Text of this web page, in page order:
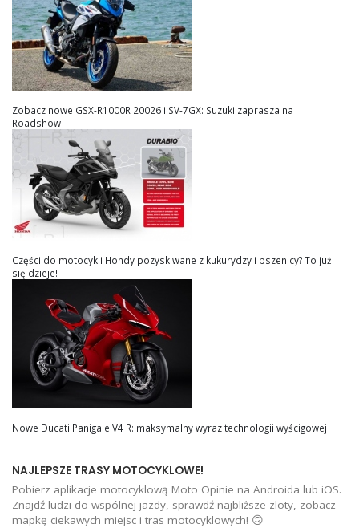
Zobacz nowe GSX-R1000R 20026 i SV-7GX: Suzuki zaprasza na
Roadshow
Części do motocykli Hondy pozyskiwane z kukurydzy i pszenicy? To już
się dzieje!
Nowe Ducati Panigale V4 R: maksymalny wyraz technologii wyścigowej
NAJLEPSZE TRASY MOTOCYKLOWE!
Pobierz aplikacje motocyklową Moto Opinie na Androida lub iOS.
Znajdź ludzi do wspólnej jazdy, sprawdź najbliższe zloty, zobacz
mapkę ciekawych miejsc i tras motocyklowych! 🙃